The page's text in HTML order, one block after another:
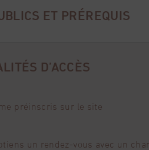
les critères scientifiques et
un regard critique face à la qualité
gemmologique et réalité du
ET PRÉREQUIS
nécessaire. Cette formation
D’ACCÈS
préinscris sur le site
un rendez-vous avec un